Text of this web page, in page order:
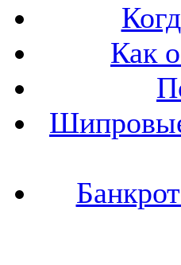
Как